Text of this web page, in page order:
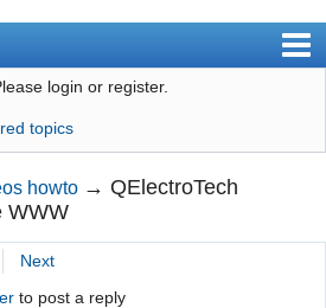
login or register.
topics
howto →QElectroTech
WWW
Next
to post a reply